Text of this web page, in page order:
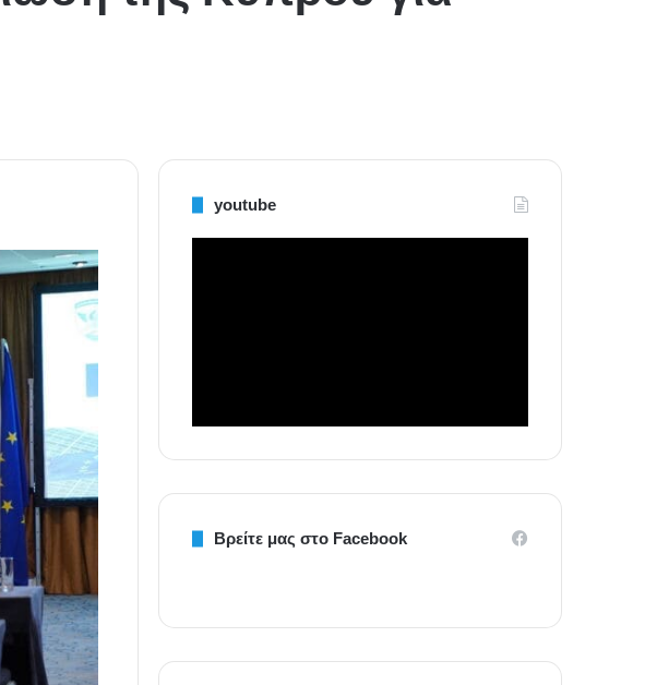
youtube
Βρείτε μας στο Facebook